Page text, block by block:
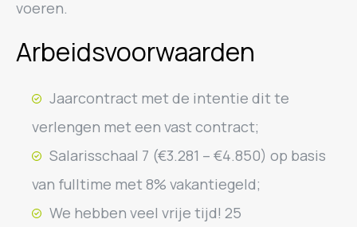
voeren.
Arbeidsvoorwaarden
Jaarcontract met de intentie dit te
verlengen met een vast contract;
Salarisschaal 7 (€3.281 – €4.850) op basis
van fulltime met 8% vakantiegeld;
We hebben veel vrije tijd! 25